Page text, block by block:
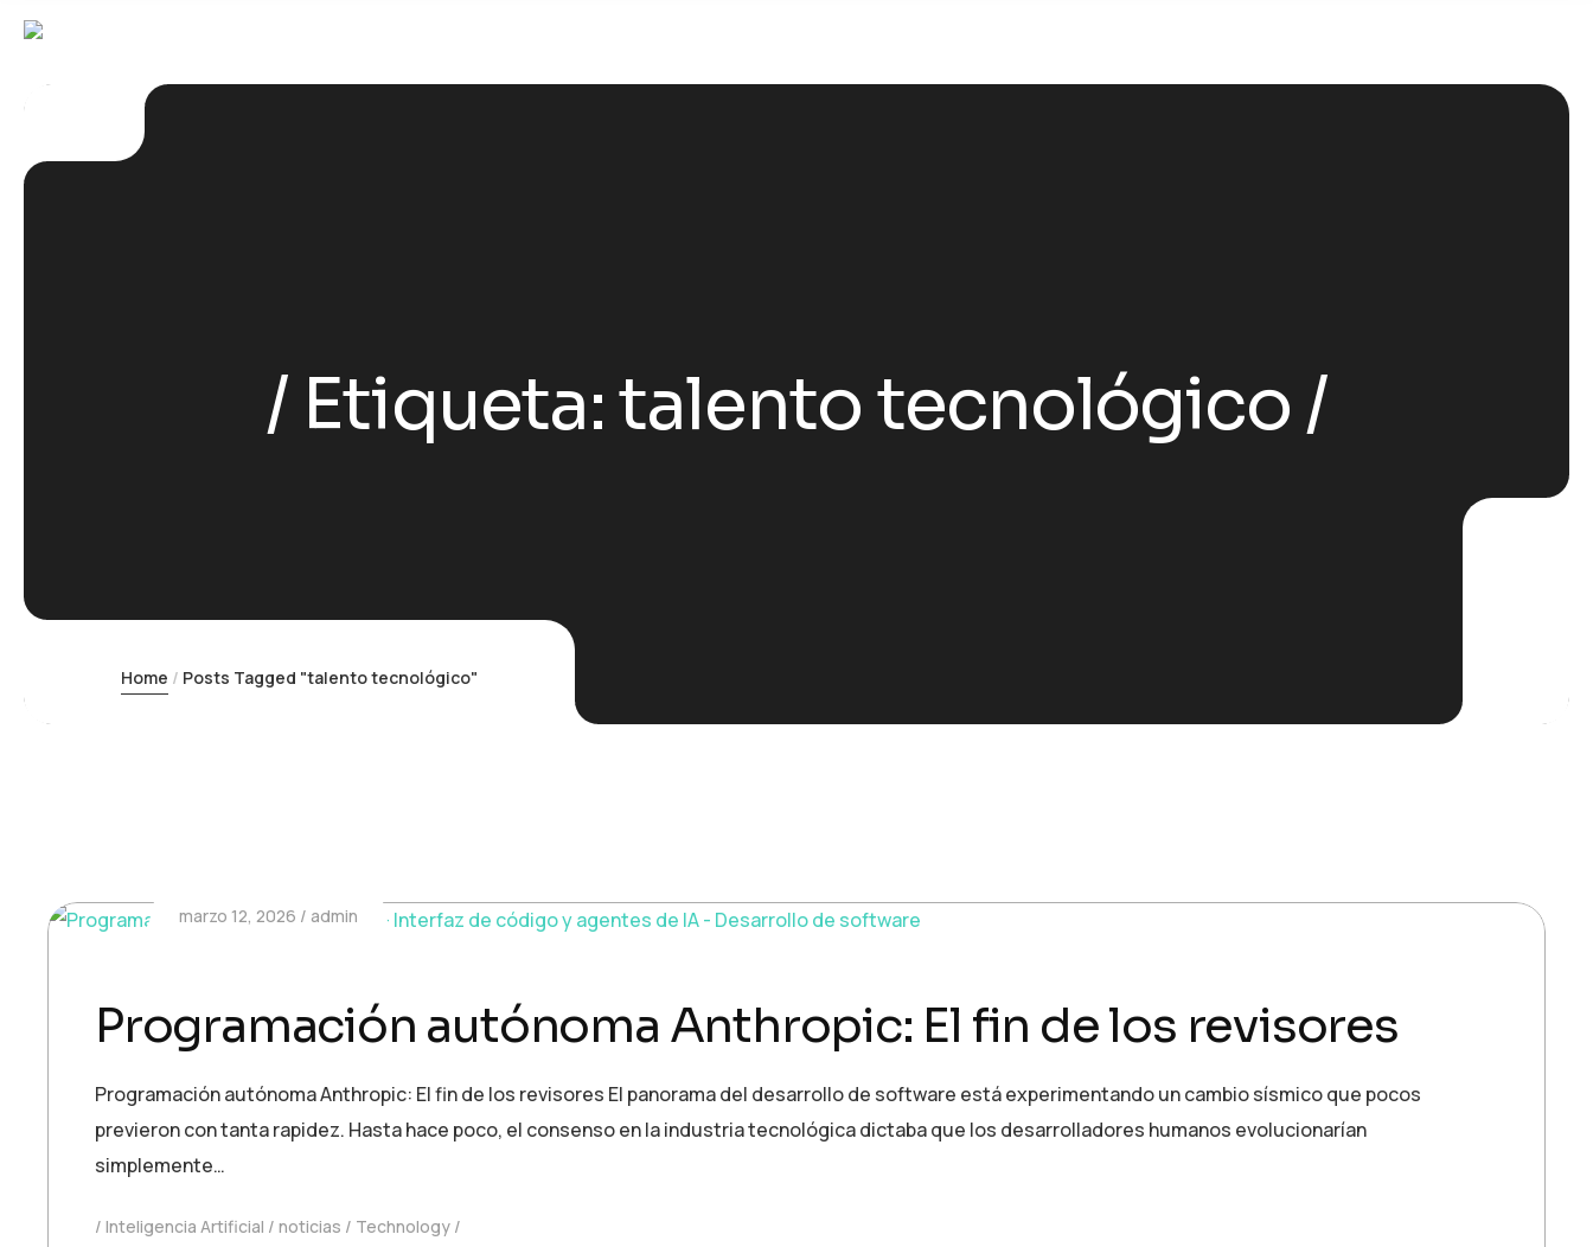
Etiqueta:talento tecnológico
Home Posts Tagged "talento tecnológico"
marzo 12, 2026 admin
Programación autónoma Anthropic: El fin de los revisores
Programación autónoma Anthropic: El fin de los revisores El panorama del desarrollo de software está experimentando un cambio sísmico que pocos
previeron con tanta rapidez. Hasta hace poco, el consenso en la industria tecnológica dictaba que los desarrolladores humanos evolucionarían
simplemente…
Inteligencia Artificial noticias Technology